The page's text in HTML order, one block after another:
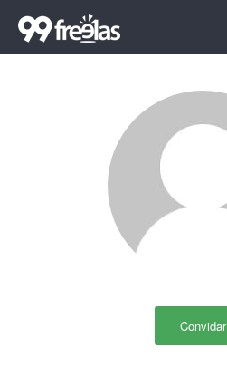
Convidar